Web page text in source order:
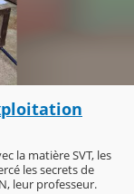
la matière SVT, les
les secrets de
leur professeur.